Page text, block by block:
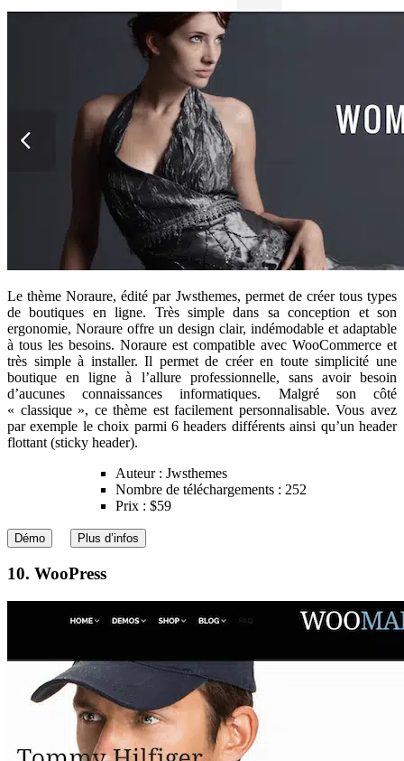
Le thème Noraure, édité par Jwsthemes, permet de créer tous types
de boutiques en ligne. Très simple dans sa conception et son
ergonomie, Noraure offre un design clair, indémodable et adaptable
à tous les besoins. Noraure est compatible avec WooCommerce et
très simple à installer. Il permet de créer en toute simplicité une
boutique en ligne à l’allure professionnelle, sans avoir besoin
d’aucunes connaissances informatiques. Malgré son côté
« classique », ce thème est facilement personnalisable. Vous avez
par exemple le choix parmi 6 headers différents ainsi qu’un header
flottant (sticky header).
Auteur : Jwsthemes
Nombre de téléchargements : 252
Prix : $59
Démo Plus d’infos
10. WooPress